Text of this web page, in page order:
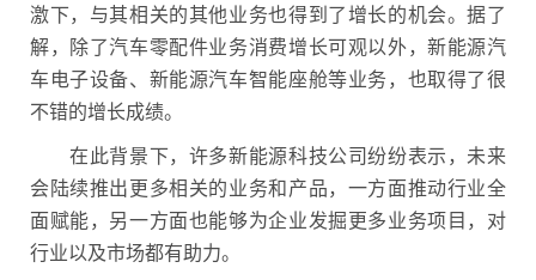
激下，与其相关的其他业务也得到了增长的机会。据了
解，除了汽车零配件业务消费增长可观以外，新能源汽
车电子设备、新能源汽车智能座舱等业务，也取得了很
不错的增长成绩。
在此背景下，许多新能源科技公司纷纷表示，未来
会陆续推出更多相关的业务和产品，一方面推动行业全
面赋能，另一方面也能够为企业发掘更多业务项目，对
行业以及市场都有助力。